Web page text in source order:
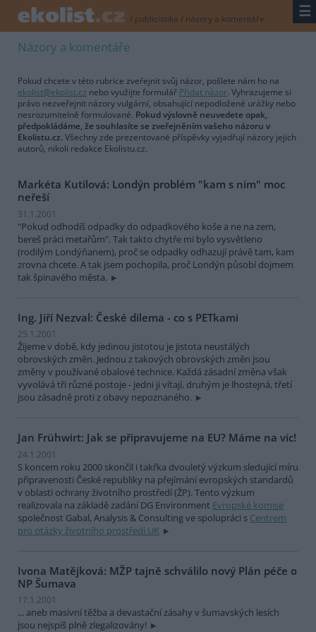
/ publicistika / názory a komentáře ☰
Názory a komentáře
Pokud chcete v této rubrice zveřejnit svůj názor, pošlete nám ho na
ekolist@ekolist.cz nebo využijte formulář Přidat názor. Vyhrazujeme si
právo nezveřejnit názory vulgární, obsahující nepodložené urážky nebo
nesrozumitelně formulované. Pokud výslovně neuvedete opak,
předpokládáme, že souhlasíte se zveřejněním vašeho názoru v
Ekolistu.cz. Všechny zde prezentované příspěvky vyjadřují názory jejich
autorů, nikoli redakce Ekolistu.cz.
Markéta Kutilová: Londýn problém "kam s ním" moc
neřeší
31.1.2001
"Pokud odhodíš odpadky do odpadkového koše a ne na zem,
bereš práci metařům". Tak takto chytře mi bylo vysvětleno
(rodilým Londýňanem), proč se odpadky odhazují právě tam, kam
zrovna chcete. A tak jsem pochopila, proč Londýn působí dojmem
tak špinavého města.
Ing. Jiří Nezval: České dilema - co s PETkami
25.1.2001
Žijeme v době, kdy jedinou jistotou je jistota neustálých
obrovských změn. Jednou z takových obrovských změn jsou
změny v používané obalové technice. Každá zásadní změna však
vyvolává tři různé postoje - jedni ji vítají, druhým je lhostejná, třetí
jsou zásadně proti z obavy nepoznaného.
Jan Frühwirt: Jak se připravujeme na EU? Máme na víc!
24.1.2001
S koncem roku 2000 skončil i takřka dvouletý výzkum sledující míru
připravenosti České republiky na přejímání evropských standardů
v oblasti ochrany životního prostředí (ŽP). Tento výzkum
realizovala na základě zadání DG Environment Evropské komise
společnost Gabal, Analysis & Consulting ve spolupráci s Centrem
pro otázky životního prostředí UK
Ivona Matějková: MŽP tajně schválilo nový Plán péče o
NP Šumava
17.1.2001
... aneb masivní těžba a devastační zásahy v šumavských lesích
jsou nejspíš plně zlegalizovány!